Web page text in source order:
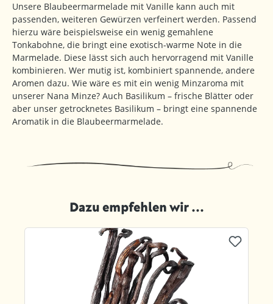
Unsere Blaubeermarmelade mit Vanille kann auch mit
passenden, weiteren Gewürzen verfeinert werden. Passend
hierzu wäre beispielsweise ein wenig gemahlene
Tonkabohne, die bringt eine exotisch-warme Note in die
Marmelade. Diese lässt sich auch hervorragend mit Vanille
kombinieren. Wer mutig ist, kombiniert spannende, andere
Aromen dazu. Wie wäre es mit ein wenig Minzaroma mit
unserer Nana Minze? Auch Basilikum – frische Blätter oder
aber unser getrocknetes Basilikum – bringt eine spannende
Aromatik in die Blaubeermarmelade.
Dazu empfehlen wir ...
Produktgalerie überspringen